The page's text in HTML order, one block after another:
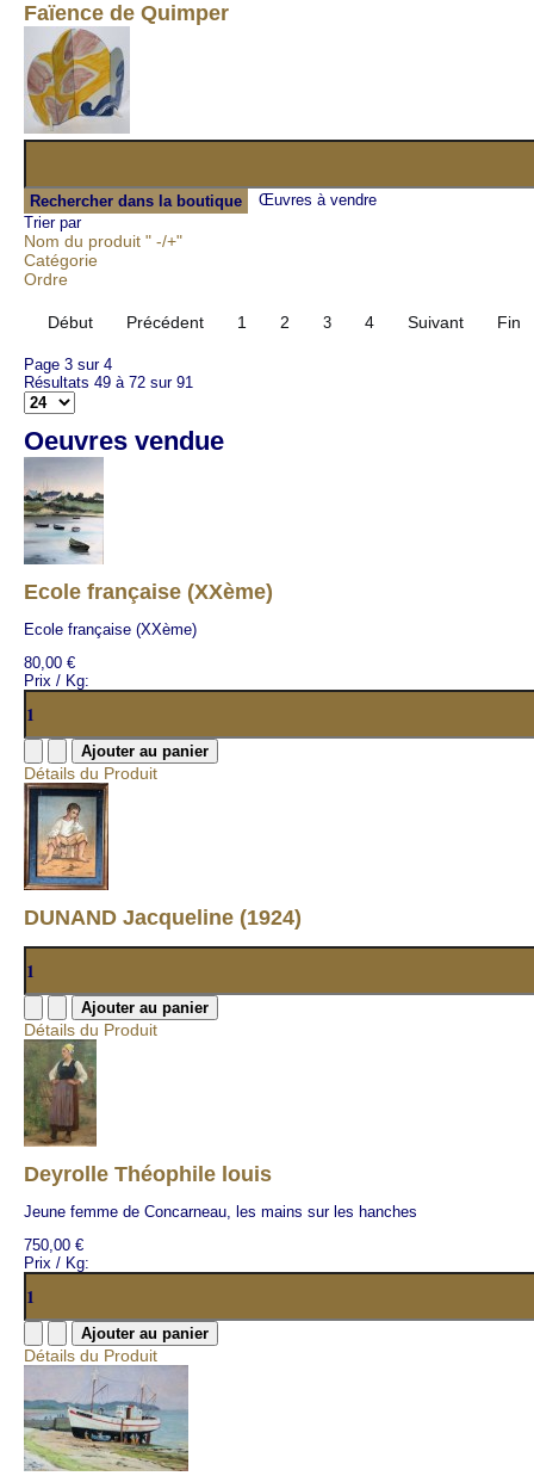
Faïence de Quimper
Œuvres à vendre
Trier par
Nom du produit " -/+"
Catégorie
Ordre
Début Précédent 1 2 3 4 Suivant Fin
Page 3 sur 4
Résultats 49 à 72 sur 91
Oeuvres vendue
Ecole française (XXème)
Ecole française (XXème)
80,00 €
Prix / Kg:
Détails du Produit
DUNAND Jacqueline (1924)
Détails du Produit
Deyrolle Théophile louis
Jeune femme de Concarneau, les mains sur les hanches
750,00 €
Prix / Kg:
Détails du Produit